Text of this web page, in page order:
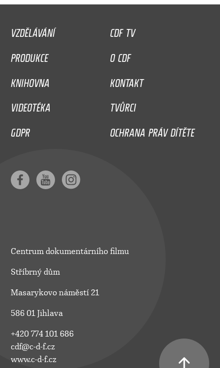
VZDĚLÁVÁNÍ
CDF TV
PRODUKCE
O CDF
KNIHOVNA
KONTAKT
VIDEOTÉKA
TVŮRCI
GDPR
OCHRANA PRÁV DÍTĚTE
Centrum dokumentárního filmu
Stříbrný dům
Masarykovo náměstí 21
586 01 Jihlava
+420 774 101 686
cdf@c-d-f.cz
www.c-d-f.cz